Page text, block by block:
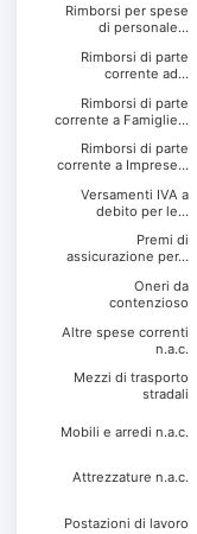
Rimborsi per spese
di personale…
Rimborsi di parte
corrente ad…
Rimborsi di parte
corrente a Famiglie…
Rimborsi di parte
corrente a Imprese…
Versamenti IVA a
debito per le…
Premi di
assicurazione per…
Oneri da
contenzioso
Altre spese correnti
n.a.c.
Mezzi di trasporto
stradali
Mobili e arredi n.a.c.
Attrezzature n.a.c.
Postazioni di lavoro